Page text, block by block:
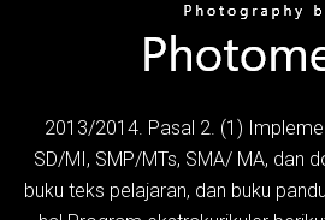
2013/2014. Pasal 2. (1)
SD/MI, SMP/MTs, SMA/ MA, dan
buku teks pelajaran, dan buku